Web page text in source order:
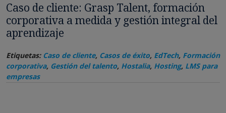
Caso de cliente: Grasp Talent, formación
corporativa a medida y gestión integral del
aprendizaje
Etiquetas: Caso de cliente, Casos de éxito, EdTech, Formación
corporativa, Gestión del talento, Hostalia, Hosting, LMS para
empresas